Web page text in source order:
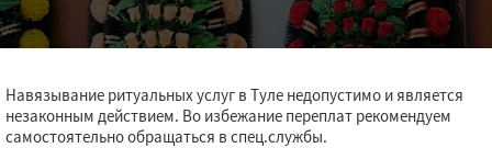
Навязывание ритуальных услуг в Туле недопустимо и является
незаконным действием. Во избежание переплат рекомендуем
самостоятельно обращаться в спец.службы.